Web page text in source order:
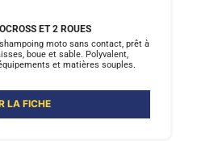
ET 2 ROUES
shampoing moto sans contact, prêt à
boue et sable. Polyvalent,
et matières souples.
LA FICHE